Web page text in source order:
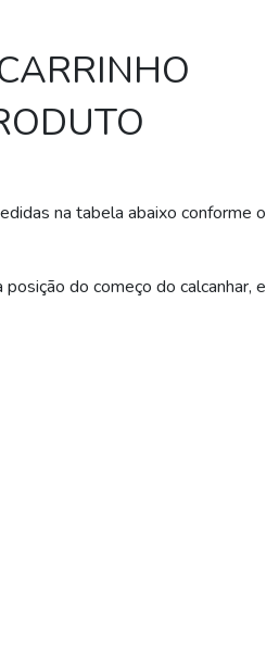
na tabela abaixo conforme o
do começo do calcanhar, e